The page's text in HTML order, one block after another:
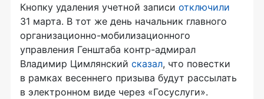
Кнопку удаления учетной записи отключили
31 марта. В тот же день начальник главного
организационно-мобилизационного
управления Генштаба контр-адмирал
Владимир Цимлянский сказал, что повестки
в рамках весеннего призыва будут рассылать
в электронном виде через «Госуслуги».